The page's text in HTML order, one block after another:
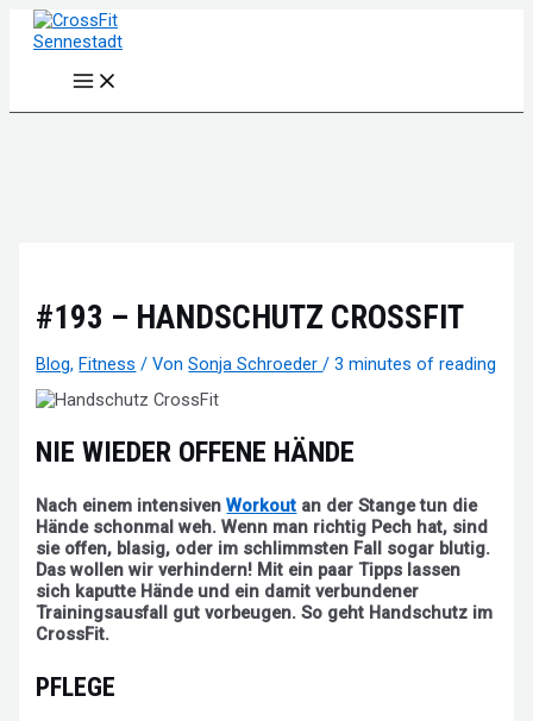
Zum
Inhalt
Main
Menu
#193 – HANDSCHUTZ CROSSFIT
Blog, Fitness / VonSonja Schroeder/3 minutes of reading
NIE WIEDER OFFENE HÄNDE
Nach einem intensivenWorkout an der Stange tun die
Hände schonmal weh. Wenn man richtig Pech hat, sind
sie offen, blasig, oder im schlimmsten Fall sogar blutig.
Das wollen wir verhindern! Mit ein paar Tipps lassen
sich kaputte Hände und ein damit verbundener
Trainingsausfall gut vorbeugen. So geht Handschutz im
CrossFit.
PFLEGE